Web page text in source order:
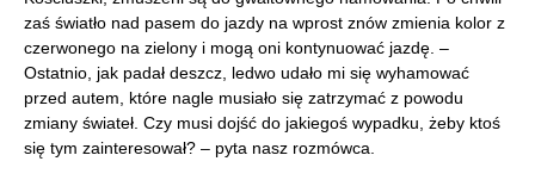
zaś światło nad pasem do jazdy na wprost znów zmienia kolor z
czerwonego na zielony i mogą oni kontynuować jazdę. –
Ostatnio, jak padał deszcz, ledwo udało mi się wyhamować
przed autem, które nagle musiało się zatrzymać z powodu
zmiany świateł. Czy musi dojść do jakiegoś wypadku, żeby ktoś
się tym zainteresował? – pyta nasz rozmówca.